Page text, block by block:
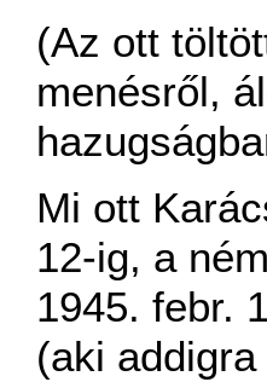
(Az ott
menésről,
Mi ott
12-ig, a
1945. febr.
(aki